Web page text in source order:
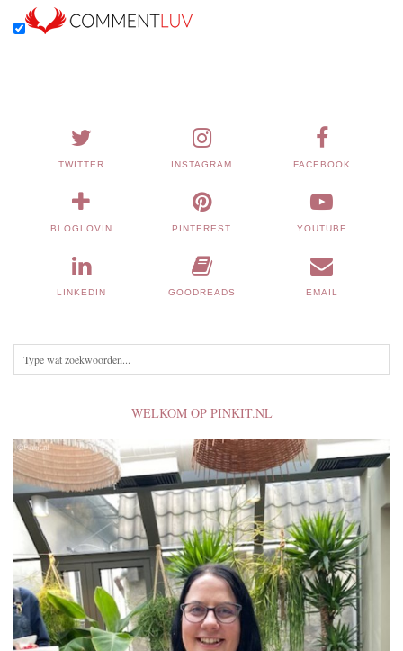
TWITTER INSTAGRAM FACEBOOK
BLOGLOVIN PINTEREST YOUTUBE
LINKEDIN GOODREADS EMAIL
WELKOM OP PINKIT.NL